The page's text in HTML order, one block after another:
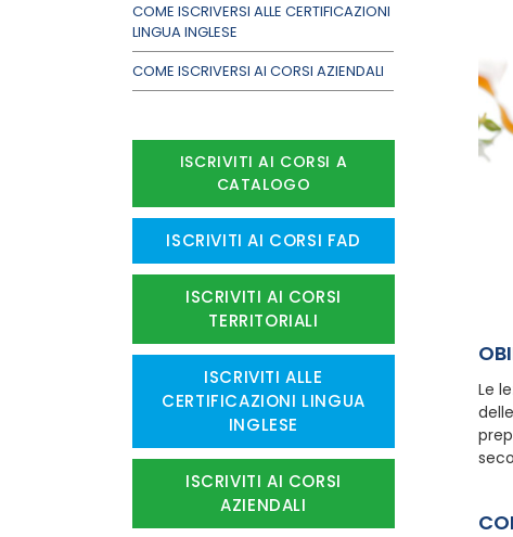
COME ISCRIVERSI ALLE CERTIFICAZIONI
LINGUA INGLESE
COME ISCRIVERSI AI CORSI AZIENDALI
ISCRIVITI AI CORSI A
CATALOGO
ISCRIVITI AI CORSI FAD
ISCRIVITI AI CORSI
TERRITORIALI
ISCRIVITI ALLE
CERTIFICAZIONI LINGUA
INGLESE
ISCRIVITI AI CORSI
AZIENDALI
Le